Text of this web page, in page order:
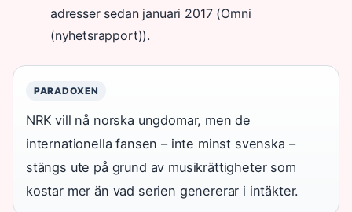
adresser sedan januari 2017 (Omni
(nyhetsrapport)).
PARADOXEN
NRK vill nå norska ungdomar, men de
internationella fansen – inte minst svenska –
stängs ute på grund av musikrättigheter som
kostar mer än vad serien genererar i intäkter.